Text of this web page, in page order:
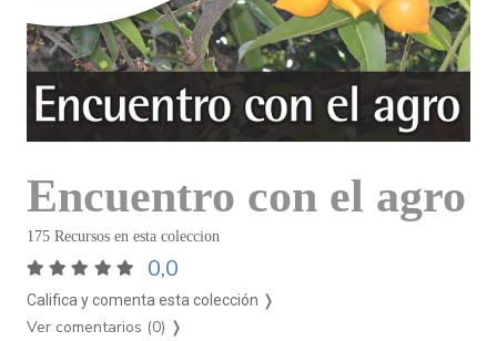
Encuentro con el agro
175 Recursos en esta coleccion
0,0
Califica y comenta esta colección ❭
Ver comentarios (0) ❭